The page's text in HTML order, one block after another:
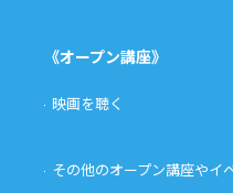
《オープン講座》
映画を聴く
その他のオープン講座やイ